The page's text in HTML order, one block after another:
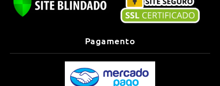
Pagamento